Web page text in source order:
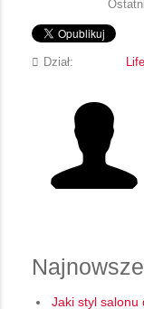
Dział: Life
Jaki styl salonu